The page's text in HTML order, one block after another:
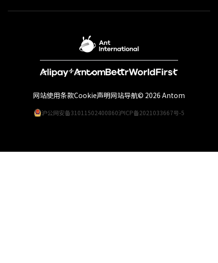
沪公网安备31011502400860沪ICP备2021033667号-5
网站使用条款Cookie声明网站导航© 2026 Antom